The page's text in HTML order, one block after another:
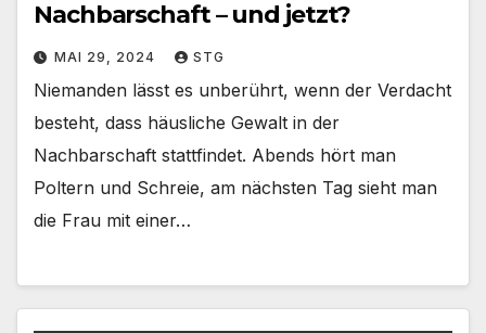
Nachbarschaft – und jetzt?
MAI 29, 2024 STG
Niemanden lässt es unberührt, wenn der Verdacht
besteht, dass häusliche Gewalt in der
Nachbarschaft stattfindet. Abends hört man
Poltern und Schreie, am nächsten Tag sieht man
die Frau mit einer…